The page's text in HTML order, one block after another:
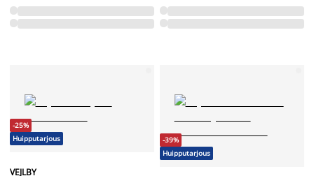
-25%
Huipputarjous
VEJLBY
-39%
Huipputarjous